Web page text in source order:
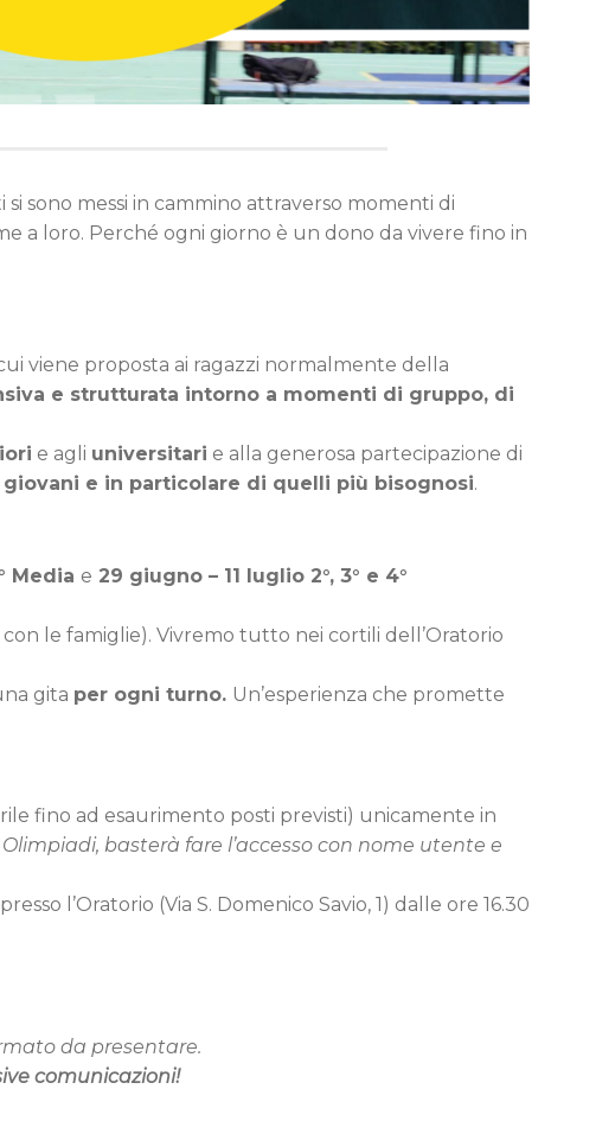
sono messi in cammino attraverso momenti di
a loro. Perché ogni giorno è un dono da vivere fino in
viene proposta ai ragazzi normalmente della
e strutturata intorno a momenti di gruppo, di
e agli universitari e alla generosa partecipazione di
e in particolare di quelli più bisognosi.
Media e 29 giugno – 11 luglio 2°, 3° e 4°
con le famiglie). Vivremo tutto nei cortili dell’Oratorio
gita per ogni turno. Un’esperienza che promette
fino ad esaurimento posti previsti) unicamente in
basterà fare l’accesso con nome utente e
presso l’Oratorio (Via S. Domenico Savio, 1) dalle ore 16.30
da presentare.
comunicazioni!